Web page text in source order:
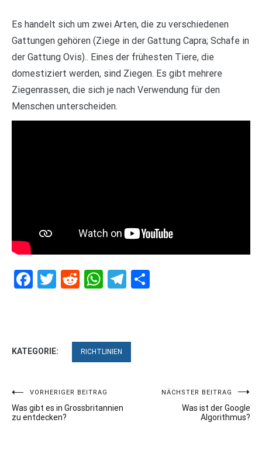
Es handelt sich um zwei Arten, die zu verschiedenen
Gattungen gehören (Ziege in der Gattung Capra; Schafe in
der Gattung Ovis).. Eines der frühesten Tiere, die
domestiziert werden, sind Ziegen. Es gibt mehrere
Ziegenrassen, die sich je nach Verwendung für den
Menschen unterscheiden.
Facebook
Twitter
RedditWhatsApp
Telegram
KATEGORIE: RICHTLINIEN
Beitragsnavigation
VORHERIGER BEITRAG
Was gibt es in Grossbritannien
zu entdecken?
NÄCHSTER BEITRAG
Was ist der Google
Algorithmus?